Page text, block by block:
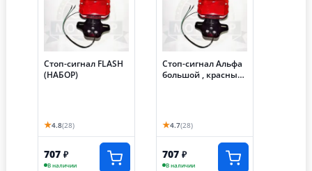
Стоп-сигнал FLASH
(НАБОР)
★4.8(28)
707 ₽
В наличии
Стоп-сигнал Альфа
большой , красный
★4.7(28)
707 ₽
В наличии